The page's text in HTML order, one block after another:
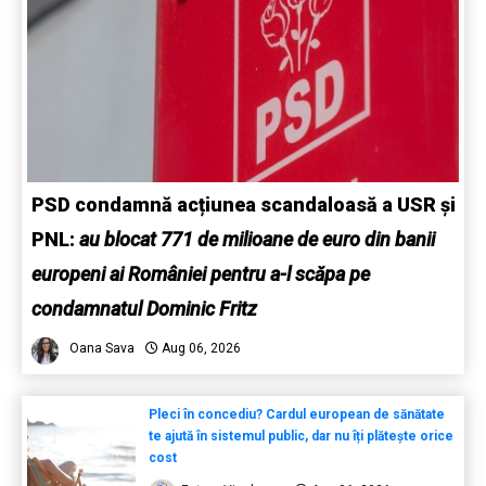
PSD condamnă acțiunea scandaloasă a USR și
PNL: au blocat 771 de milioane de euro din banii
europeni ai României pentru a-l scăpa pe
condamnatul Dominic Fritz
Oana Sava Aug 06, 2026
Pleci în concediu? Cardul european de sănătate
te ajută în sistemul public, dar nu îți plătește orice
cost